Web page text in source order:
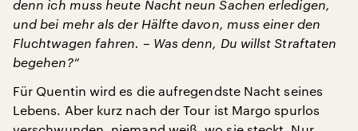
denn ich muss heute Nacht neun Sachen erledigen,
und bei mehr als der Hälfte davon, muss einer den
Fluchtwagen fahren. – Was denn, Du willst Straftaten
begehen?“
Für Quentin wird es die aufregendste Nacht seines
Lebens. Aber kurz nach der Tour ist Margo spurlos